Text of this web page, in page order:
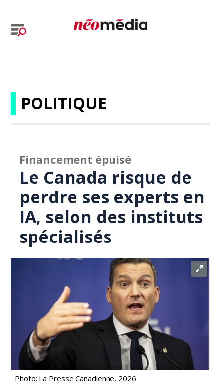
POLITIQUE
Financement épuisé
Le Canada risque de
perdre ses experts en
IA, selon des instituts
spécialisés
Photo: La Presse Canadienne, 2026